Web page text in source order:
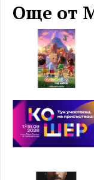
Още от